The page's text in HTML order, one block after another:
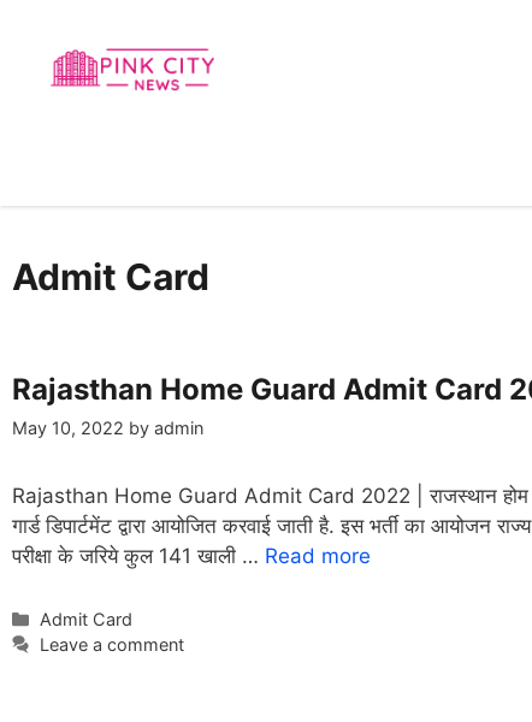
content
Admit Card
Rajasthan Home Guard Admit Card 2022
May 10, 2022 by admin
Rajasthan Home Guard Admit Card 2022 | राजस्थान होम गार्ड
गार्ड डिपार्टमेंट द्वारा आयोजित करवाई जाती है. इस भर्ती का आयोजन
परीक्षा के जरिये कुल 141 खाली … Read more
Categories
Admit Card
Leave a comment